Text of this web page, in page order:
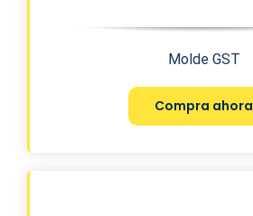
Molde GST
Compra ahora